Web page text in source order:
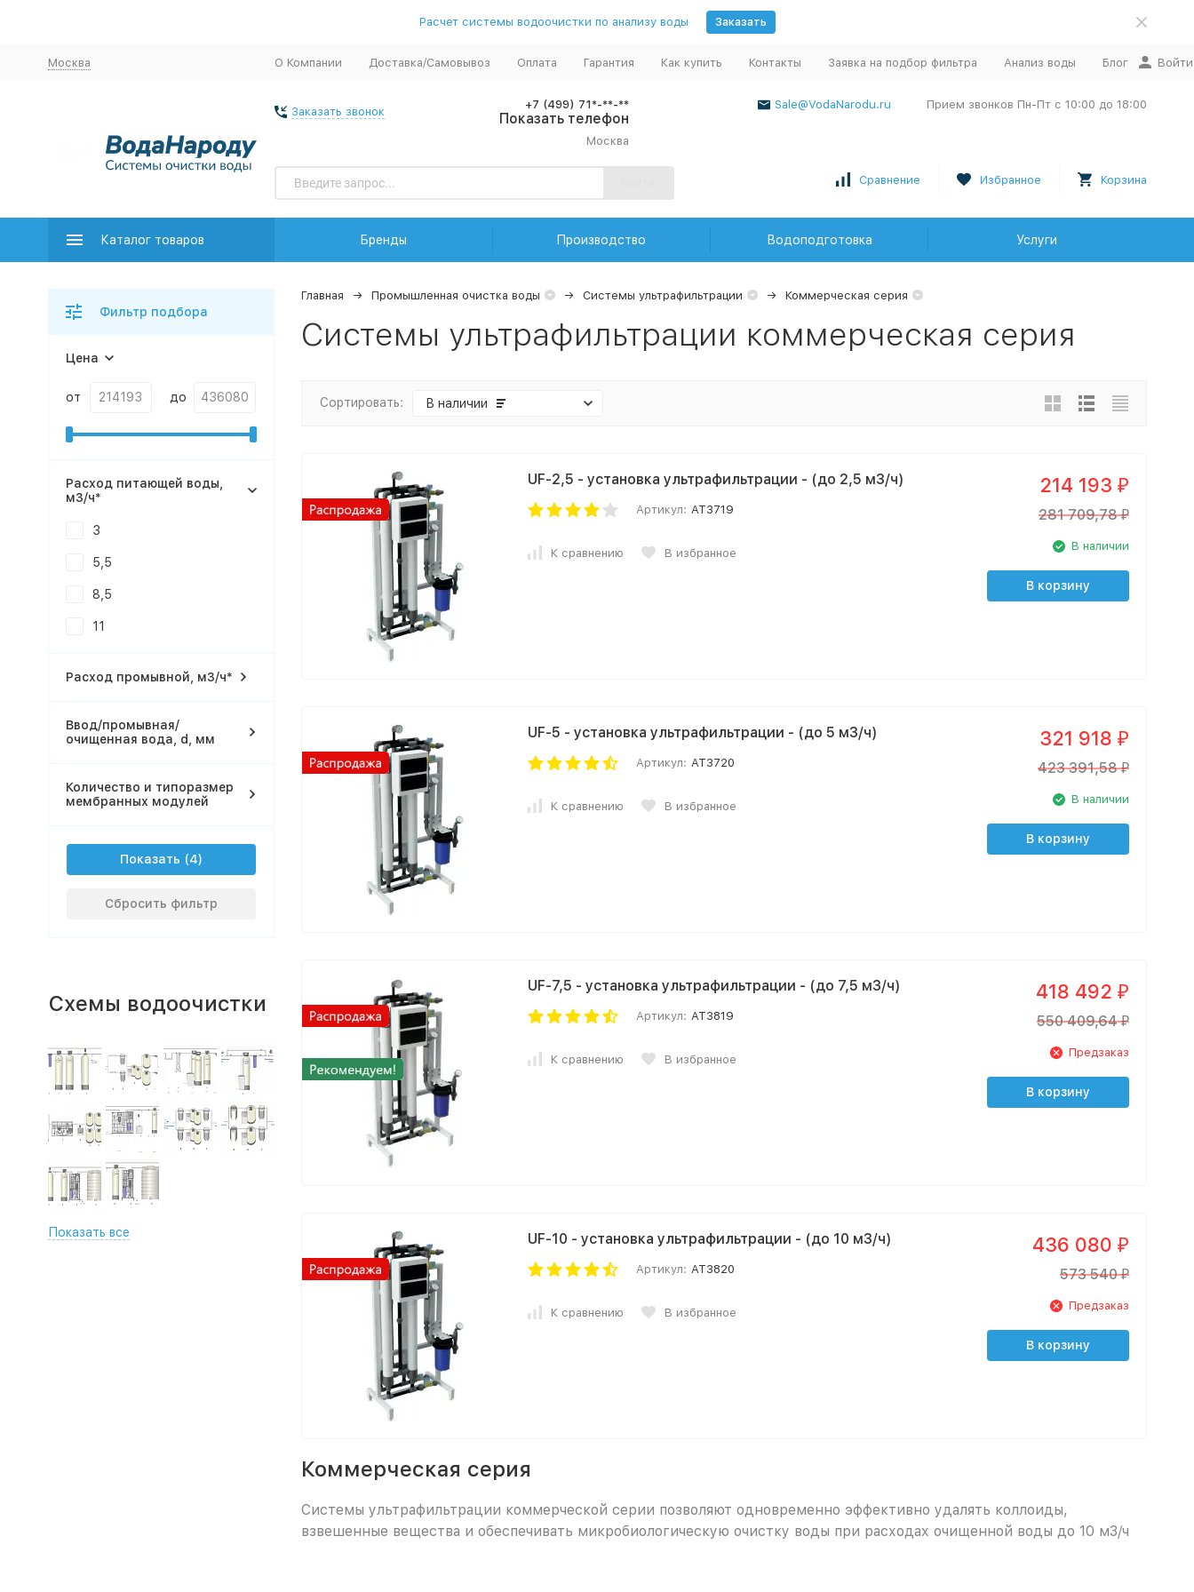
Расчет системы водоочистки по анализу воды Заказать
Москва О Компании Доставка/Самовывоз Оплата Гарантия Как купить Контакты Заявка на подбор фильтра Анализ воды Блог Войти
Заказать звонок
+7 (499) 71*-**-**
Показать телефон
Москва
Sale@VodaNarodu.ru Прием звонков Пн-Пт с 10:00 до 18:00
Сравнение Избранное Корзина
Каталог товаров Бренды Производство Водоподготовка Услуги
Главная Промышленная очистка воды Системы ультрафильтрации Коммерческая серия
Системы ультрафильтрации коммерческая серия
Сортировать: В наличии
UF-2,5 - установка ультрафильтрации - (до 2,5 м3/ч)
Артикул: AT3719
К сравнению В избранное
214 193 ₽
281 709,78 ₽
В наличии
В корзину
UF-5 - установка ультрафильтрации - (до 5 м3/ч)
Артикул: AT3720
К сравнению В избранное
321 918 ₽
423 391,58 ₽
В наличии
В корзину
UF-7,5 - установка ультрафильтрации - (до 7,5 м3/ч)
Артикул: AT3819
К сравнению В избранное
418 492 ₽
550 409,64 ₽
Предзаказ
В корзину
UF-10 - установка ультрафильтрации - (до 10 м3/ч)
Артикул: AT3820
К сравнению В избранное
436 080 ₽
573 540 ₽
Предзаказ
В корзину
Коммерческая серия
Системы ультрафильтрации коммерческой серии позволяют одновременно эффективно удалять коллоиды,
взвешенные вещества и обеспечивать микробиологическую очистку воды при расходах очищенной воды до 10 м3/ч
Фильтр подбора
Цена
от до
Расход питающей воды,
м3/ч*
3
5,5
8,5
11
Расход промывной, м3/ч*
Ввод/промывная/
очищенная вода, d, мм
Количество и типоразмер
мембранных модулей
Показать
Сбросить фильтр
Схемы водоочистки
Показать все